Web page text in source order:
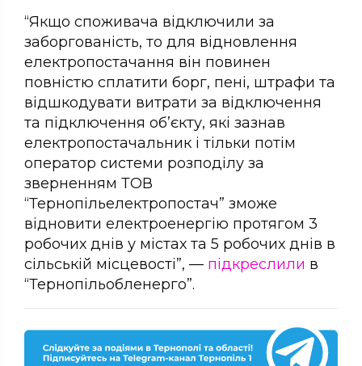
“Якщо споживача відключили за
заборгованість, то для відновлення
електропостачання він повинен
повністю сплатити борг, пені, штрафи та
відшкодувати витрати за відключення
та підключення об’єкту, які зазнав
електропостачальник і тільки потім
оператор системи розподілу за
зверненням ТОВ
“Тернопільелектропостач” зможе
відновити електроенергію протягом 3
робочих днів у містах та 5 робочих днів в
сільській місцевості”, — підкреслили в
“Тернопільобленерго”.